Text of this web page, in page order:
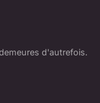
d'autrefois.